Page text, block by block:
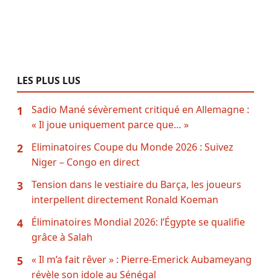
LES PLUS LUS
1
Sadio Mané sévèrement critiqué en Allemagne :
« Il joue uniquement parce que… »
2
Eliminatoires Coupe du Monde 2026 : Suivez
Niger – Congo en direct
3
Tension dans le vestiaire du Barça, les joueurs
interpellent directement Ronald Koeman
4
Éliminatoires Mondial 2026: l’Égypte se qualifie
grâce à Salah
5
« Il m’a fait rêver » : Pierre-Emerick Aubameyang
révèle son idole au Sénégal